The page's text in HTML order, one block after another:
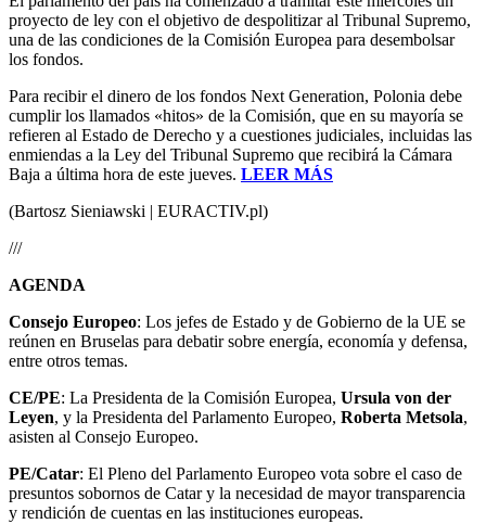
proyecto de ley con el objetivo de despolitizar al Tribunal Supremo,
una de las condiciones de la Comisión Europea para desembolsar
los fondos.
Para recibir el dinero de los fondos Next Generation, Polonia debe
cumplir los llamados «hitos» de la Comisión, que en su mayoría se
refieren al Estado de Derecho y a cuestiones judiciales, incluidas las
enmiendas a la Ley del Tribunal Supremo que recibirá la Cámara
Baja a última hora de este jueves. LEER MÁS
(Bartosz Sieniawski | EURACTIV.pl)
///
AGENDA
Consejo Europeo: Los jefes de Estado y de Gobierno de la UE se
reúnen en Bruselas para debatir sobre energía, economía y defensa,
entre otros temas.
CE/PE: La Presidenta de la Comisión Europea, Ursula von der
Leyen, y la Presidenta del Parlamento Europeo, Roberta Metsola,
asisten al Consejo Europeo.
PE/Catar: El Pleno del Parlamento Europeo vota sobre el caso de
presuntos sobornos de Catar y la necesidad de mayor transparencia
y rendición de cuentas en las instituciones europeas.